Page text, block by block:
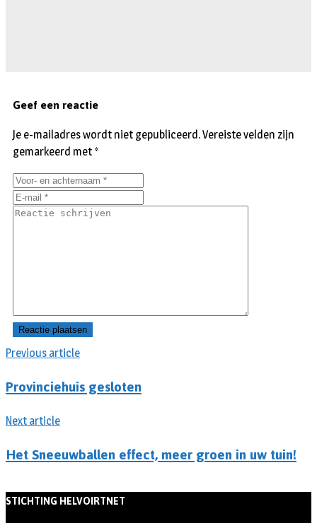
Previous article
Provinciehuis gesloten
Next article
Het Sneeuwballen effect, meer groen in uw tuin!
Geef een reactie
Je e-mailadres wordt niet gepubliceerd.Vereiste velden zijn
gemarkeerd met *
STICHTING HELVOIRTNET